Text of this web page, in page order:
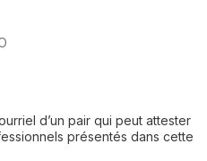
d’un pair qui peut attester
présentés dans cette